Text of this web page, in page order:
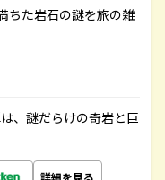
ちた岩石の謎を旅の雑
、謎だらけの奇岩と巨
詳細を見る